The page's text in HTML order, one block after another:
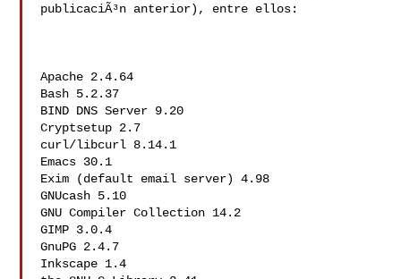
publicaciÃ³n anterior), entre ellos:
Apache 2.4.64
Bash 5.2.37
BIND DNS Server 9.20
Cryptsetup 2.7
curl/libcurl 8.14.1
Emacs 30.1
Exim (default email server) 4.98
GNUcash 5.10
GNU Compiler Collection 14.2
GIMP 3.0.4
GnuPG 2.4.7
Inkscape 1.4